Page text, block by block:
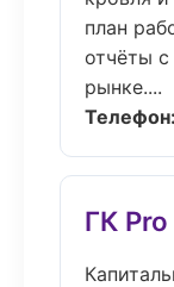
план
отчёты с
рынке....
Телефон:
ГК